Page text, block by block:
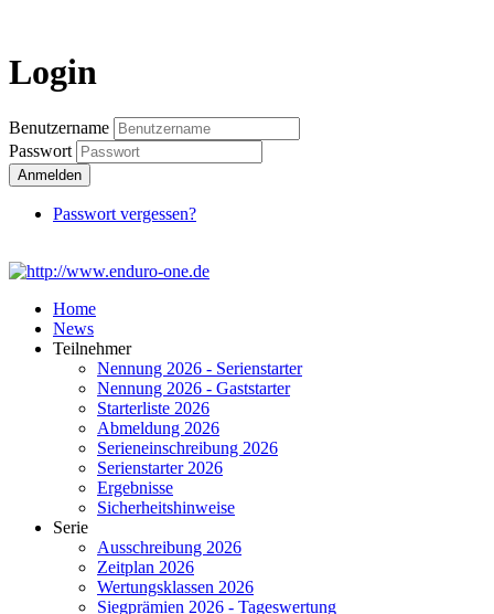
Login
Benutzername
Passwort
Anmelden
Passwort vergessen?
Home
News
Teilnehmer
Nennung 2026 - Serienstarter
Nennung 2026 - Gaststarter
Starterliste 2026
Abmeldung 2026
Serieneinschreibung 2026
Serienstarter 2026
Ergebnisse
Sicherheitshinweise
Serie
Ausschreibung 2026
Zeitplan 2026
Wertungsklassen 2026
Siegprämien 2026 - Tageswertung